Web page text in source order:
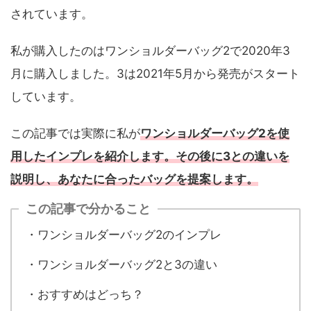
されています。
私が購入したのはワンショルダーバッグ2で2020年3
月に購入しました。3は2021年5月から発売がスタート
しています。
この記事では実際に私がワンショルダーバッグ2を使
用したインプレを紹介します。その後に3との違いを
説明し、あなたに合ったバッグを提案します。
この記事で分かること
・ワンショルダーバッグ2のインプレ
・ワンショルダーバッグ2と3の違い
・おすすめはどっち？